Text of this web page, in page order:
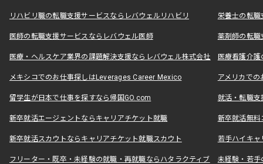
リハビリ職の転職支援サービスならレバウェルリハビリ 栄養士の転
医師の転職支援サービスならレバウェル医師 薬剤師の転
医療・ヘルスケア業界の課題解決支援ならレバウェル株式会社 医療看護介
メキシコでのお仕事探しはLeverages Career Mexico アメリカで
留学生が日本で仕事を探すなら帰国GO.com 就活・転職
新卒就活エージェントならキャリアチケット就職 新卒就活無料
新卒就活スカウトならキャリアチケット就職スカウト 若手ハイキ
フリーター・既卒・未経験の就職・再就職ならハタラクティブ 未経験・若手